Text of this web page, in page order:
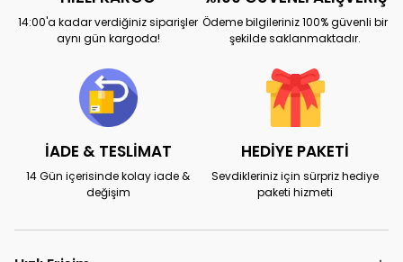
14:00'a kadar verdiğiniz siparişler
aynı gün kargoda!
Ödeme bilgileriniz 100% güvenli bir
şekilde saklanmaktadır.
İADE & TESLİMAT
14 Gün içerisinde kolay iade &
değişim
HEDİYE PAKETİ
Sevdikleriniz için sürpriz hediye
paketi hizmeti